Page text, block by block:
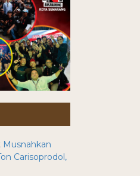
Musnahkan
Carisoprodol,